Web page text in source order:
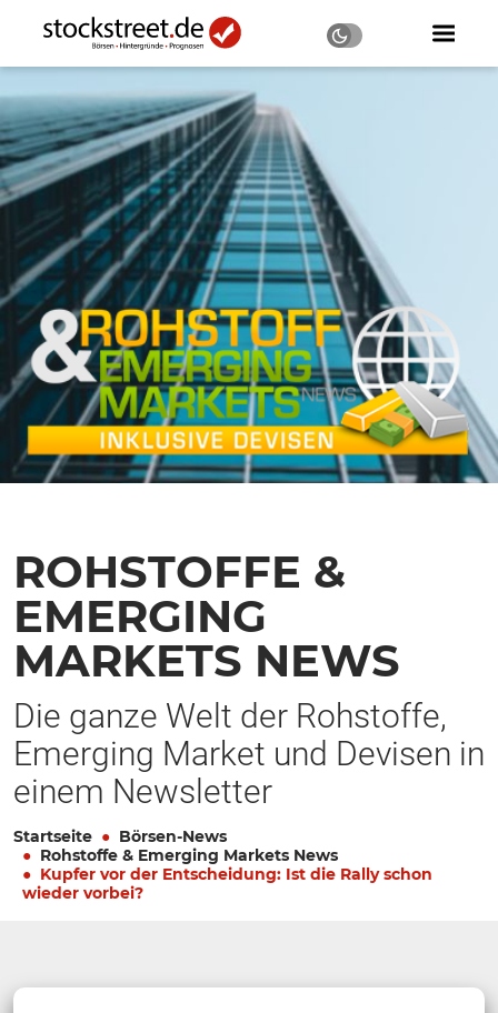
ROHSTOFFE &
EMERGING
MARKETS NEWS
Die ganze Welt der Rohstoffe,
Emerging Market und Devisen in
einem Newsletter
Startseite
Börsen-News
Rohstoffe & Emerging Markets News
Kupfer vor der Entscheidung: Ist die Rally schon
wieder vorbei?